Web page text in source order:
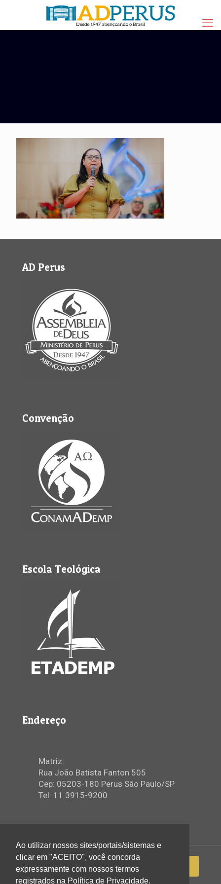
AD Perus
Convenção
Escola Teológica
Endereço
Matriz:
Rua João Batista Fanton 505
Cep: 05203-180 Perus São Paulo/SP
Tel: 11 3915-9200
Ao utilizar nossos sites/portais/sistemas e
clicar em "ACEITO", você concorda
expressamente com nossos termos
registrados na Política de Privacidade.